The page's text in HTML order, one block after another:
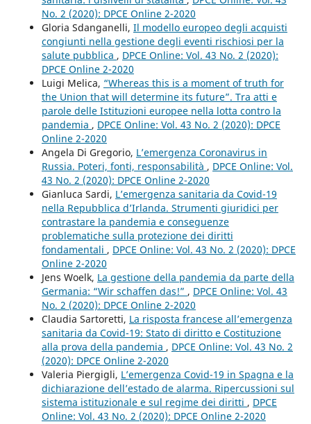
No. 2 (2020): DPCE Online 2-2020
Gloria Sdanganelli, Il modello europeo degli acquisti
congiunti nella gestione degli eventi rischiosi per la
salute pubblica , DPCE Online: Vol. 43 No. 2 (2020):
DPCE Online 2-2020
Luigi Melica, “Whereas this is a moment of truth for
the Union that will determine its future”. Tra atti e
parole delle Istituzioni europee nella lotta contro la
pandemia , DPCE Online: Vol. 43 No. 2 (2020): DPCE
Online 2-2020
Angela Di Gregorio, L’emergenza Coronavirus in
Russia. Poteri, fonti, responsabilità , DPCE Online: Vol.
43 No. 2 (2020): DPCE Online 2-2020
Gianluca Sardi, L’emergenza sanitaria da Covid-19
nella Repubblica d’Irlanda. Strumenti giuridici per
contrastare la pandemia e conseguenze
problematiche sulla protezione dei diritti
fondamentali , DPCE Online: Vol. 43 No. 2 (2020): DPCE
Online 2-2020
Jens Woelk, La gestione della pandemia da parte della
Germania: “Wir schaffen das!” , DPCE Online: Vol. 43
No. 2 (2020): DPCE Online 2-2020
Claudia Sartoretti, La risposta francese all’emergenza
sanitaria da Covid-19: Stato di diritto e Costituzione
alla prova della pandemia , DPCE Online: Vol. 43 No. 2
(2020): DPCE Online 2-2020
Valeria Piergigli, L’emergenza Covid-19 in Spagna e la
dichiarazione dell’estado de alarma. Ripercussioni sul
sistema istituzionale e sul regime dei diritti , DPCE
Online: Vol. 43 No. 2 (2020): DPCE Online 2-2020